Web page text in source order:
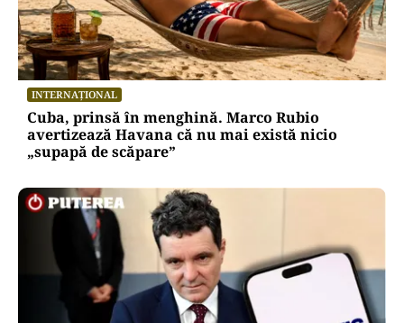
INTERNAȚIONAL
Cuba, prinsă în menghină. Marco Rubio
avertizează Havana că nu mai există nicio
„supapă de scăpare”